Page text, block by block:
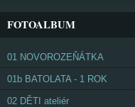
FOTOALBUM
01 NOVOROZEŇÁTKA
01b BATOLATA - 1 ROK
02 DĚTI ateliér